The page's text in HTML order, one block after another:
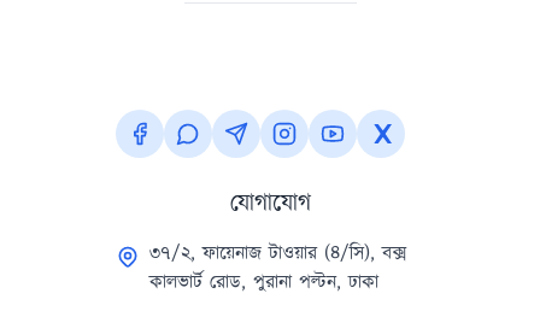
যোগাযোগ
৩৭/২, ফায়েনাজ টাওয়ার (৪/সি), বক্স
কালভার্ট রোড, পুরানা পল্টন, ঢাকা